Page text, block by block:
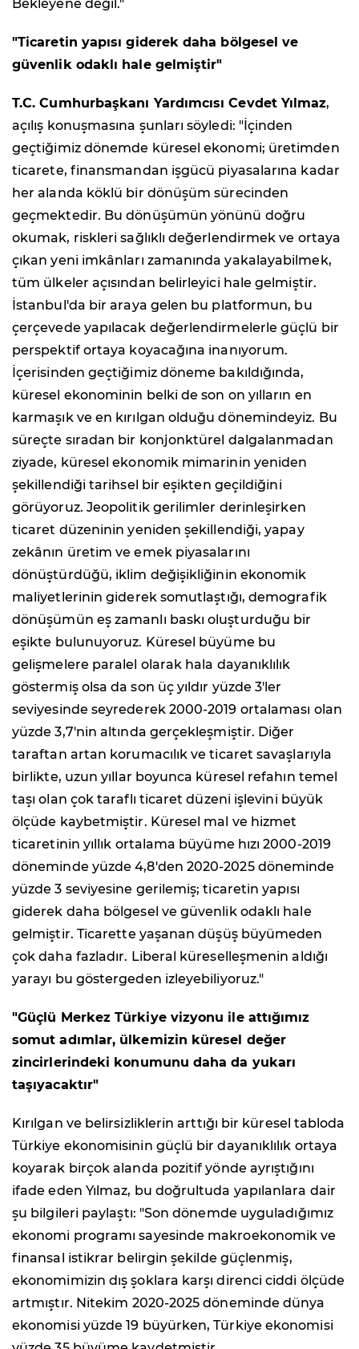
Bekleyene değil."
"Ticaretin yapısı giderek daha bölgesel ve
güvenlik odaklı hale gelmiştir"
T.C. Cumhurbaşkanı Yardımcısı Cevdet Yılmaz,
açılış konuşmasına şunları söyledi: "İçinden
geçtiğimiz dönemde küresel ekonomi; üretimden
ticarete, finansmandan işgücü piyasalarına kadar
her alanda köklü bir dönüşüm sürecinden
geçmektedir. Bu dönüşümün yönünü doğru
okumak, riskleri sağlıklı değerlendirmek ve ortaya
çıkan yeni imkânları zamanında yakalayabilmek,
tüm ülkeler açısından belirleyici hale gelmiştir.
İstanbul'da bir araya gelen bu platformun, bu
çerçevede yapılacak değerlendirmelerle güçlü bir
perspektif ortaya koyacağına inanıyorum.
İçerisinden geçtiğimiz döneme bakıldığında,
küresel ekonominin belki de son on yılların en
karmaşık ve en kırılgan olduğu dönemindeyiz. Bu
süreçte sıradan bir konjonktürel dalgalanmadan
ziyade, küresel ekonomik mimarinin yeniden
şekillendiği tarihsel bir eşikten geçildiğini
görüyoruz. Jeopolitik gerilimler derinleşirken
ticaret düzeninin yeniden şekillendiği, yapay
zekânın üretim ve emek piyasalarını
dönüştürdüğü, iklim değişikliğinin ekonomik
maliyetlerinin giderek somutlaştığı, demografik
dönüşümün eş zamanlı baskı oluşturduğu bir
eşikte bulunuyoruz. Küresel büyüme bu
gelişmelere paralel olarak hala dayanıklılık
göstermiş olsa da son üç yıldır yüzde 3'ler
seviyesinde seyrederek 2000-2019 ortalaması olan
yüzde 3,7'nin altında gerçekleşmiştir. Diğer
taraftan artan korumacılık ve ticaret savaşlarıyla
birlikte, uzun yıllar boyunca küresel refahın temel
taşı olan çok taraflı ticaret düzeni işlevini büyük
ölçüde kaybetmiştir. Küresel mal ve hizmet
ticaretinin yıllık ortalama büyüme hızı 2000-2019
döneminde yüzde 4,8'den 2020-2025 döneminde
yüzde 3 seviyesine gerilemiş; ticaretin yapısı
giderek daha bölgesel ve güvenlik odaklı hale
gelmiştir. Ticarette yaşanan düşüş büyümeden
çok daha fazladır. Liberal küreselleşmenin aldığı
yarayı bu göstergeden izleyebiliyoruz."
"Güçlü Merkez Türkiye vizyonu ile attığımız
somut adımlar, ülkemizin küresel değer
zincirlerindeki konumunu daha da yukarı
taşıyacaktır"
Kırılgan ve belirsizliklerin arttığı bir küresel tabloda
Türkiye ekonomisinin güçlü bir dayanıklılık ortaya
koyarak birçok alanda pozitif yönde ayrıştığını
ifade eden Yılmaz, bu doğrultuda yapılanlara dair
şu bilgileri paylaştı: "Son dönemde uyguladığımız
ekonomi programı sayesinde makroekonomik ve
finansal istikrar belirgin şekilde güçlenmiş,
ekonomimizin dış şoklara karşı direnci ciddi ölçüde
artmıştır. Nitekim 2020-2025 döneminde dünya
ekonomisi yüzde 19 büyürken, Türkiye ekonomisi